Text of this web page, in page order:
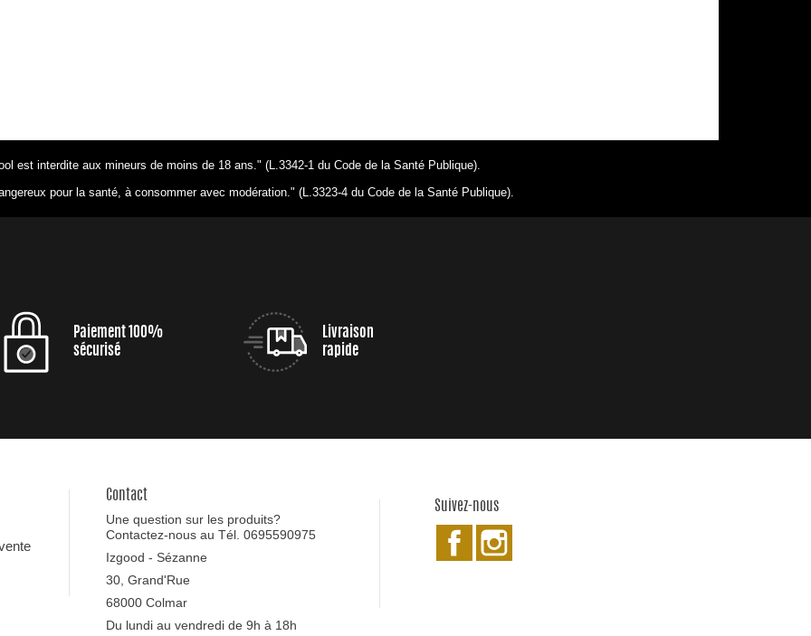
est interdite aux mineurs de moins de 18 ans." (L.3342-1 du Code de la Santé Publique).
pour la santé, à consommer avec modération." (L.3323-4 du Code de la Santé Publique).
Paiement 100%
sécurisé
Livraison
rapide
Contact
Une question sur les produits?
Contactez-nous au Tél. 0695590975
Izgood - Sézanne
30, Grand'Rue
68000 Colmar
Du lundi au vendredi de 9h à 18h
Suivez-nous
Facebook